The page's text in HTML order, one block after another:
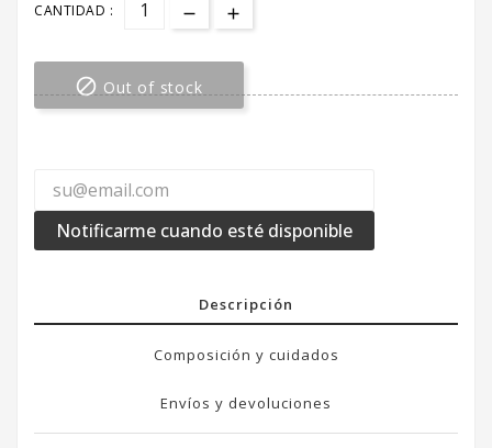
CANTIDAD :
 Out of stock
Notificarme cuando esté disponible
Descripción
Composición y cuidados
Envíos y devoluciones